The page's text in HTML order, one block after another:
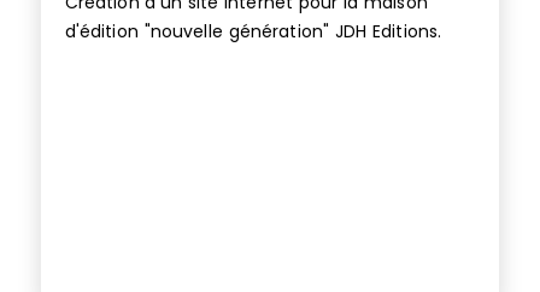
d'édition "nouvelle génération" JDH Editions.